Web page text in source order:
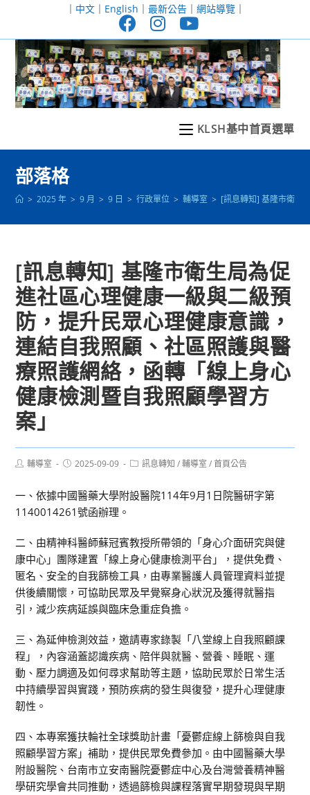
至
｜ 中文｜ English ｜ 最新公告｜ 網站導覽｜
KLSH基中首頁選單
部落格
> 2025 年 > 9 月 > 9 日 > 行政單位 > 輔導室 > [訊息轉知] 基隆市衛生
[訊息轉知] 基隆市衛生局為促
進社區心理健康一級與二級預
防，提升民眾心理健康意識，
連結自我照顧、社區照護與醫
療照護網絡，函轉「線上身心
健康檢測暨自我照顧學習方
案」
Post輔導室
Post2025-09-09
Post訊息轉知 / 輔導室 / 首頁公告
一、依據中國醫藥大學附設醫院114年9月1日院醫研字第
1140014261號函辦理。
二、由精神科醫師蘇冠賓教授所帶領的「身心介面研究與健
康中心」團隊建置「線上身心健康檢測平台」，提供免費、
匿名、安全的自我篩檢工具，由專業醫護人員管理資料並提
供後續關懷，可協助民眾及早覺察身心狀況及獲得就醫指
引，減少疾病延誤與臨床急重症負擔。
三、為延伸檢測效益，邀請專家錄製「八堂線上自我照顧課
程」，內容涵蓋認識疾病、陪伴與就醫、營養、睡眠、運
動、壓力調適及如何尋求幫助等主題，協助民眾於日常生活
中持續學習與實踐，預防疾病的發生與復發，提升心理健康
韌性。
四、本專案獲扶輪社全球獎助計畫「憂鬱症線上篩檢與自我
照顧學習方案」補助，提供民眾免費參加。由中國醫藥大學
附設醫院、台南市立安南醫院憂鬱症中心及台灣營養精神醫
學研究學會共同推動，透過篩檢與課程落實早期發現與早期